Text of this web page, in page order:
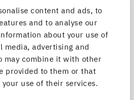
content and ads, to
and to analyse our
about your use of
advertising and
may combine it with other
provided to them or that
use of their services.
zur Prämierung 2026